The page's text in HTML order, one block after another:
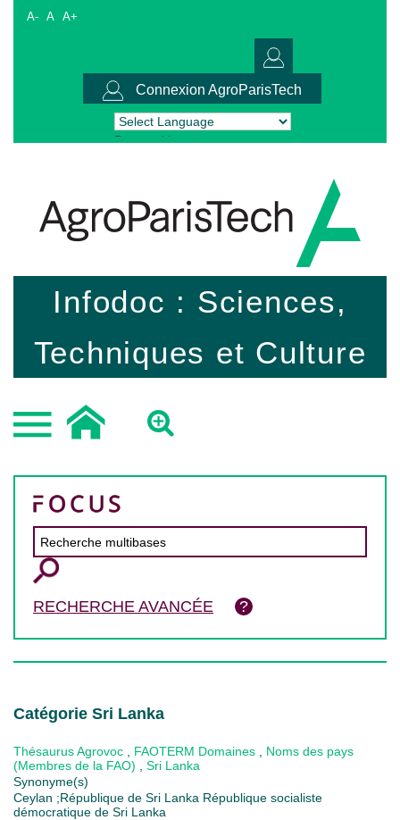
A- A A+
Connexion AgroParisTech
Powered by Translate
Infodoc : Sciences,
Techniques et Culture
RECHERCHE AVANCÉE
Catégorie Sri Lanka
Thésaurus Agrovoc FAOTERM Domaines
Noms des pays
(Membres de la FAO)
Sri Lanka
Synonyme(s)
Ceylan ;République de Sri Lanka République socialiste
démocratique de Sri Lanka